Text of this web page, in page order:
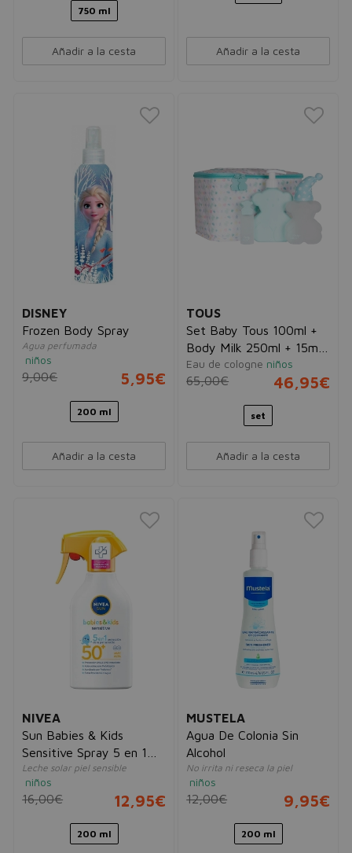
750 ml
Añadir a la cesta Añadir a la cesta
DISNEY
Frozen Body Spray
Agua perfumada
niños
9,00€ 5,95€
200 ml
Añadir a la cesta
TOUS
Set Baby Tous 100ml +
Body Milk 250ml + 15ml
+ Neceser
Eau de cologne niños
65,00€ 46,95€
set
Añadir a la cesta
NIVEA
Sun Babies & Kids
Sensitive Spray 5 en 1
SPF50+
Leche solar piel sensible
niños
16,00€ 12,95€
200 ml
MUSTELA
Agua De Colonia Sin
Alcohol
No irrita ni reseca la piel
niños
12,00€ 9,95€
200 ml